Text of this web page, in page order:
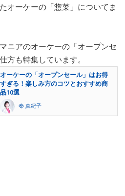
オーケーの「惣菜」についてま
ニアのオーケーの「オープンセ
方も特集しています。
オーケーの「オープンセール」はお得
すぎる！楽しみ方のコツとおすすめ商
品10選
秦 真紀子